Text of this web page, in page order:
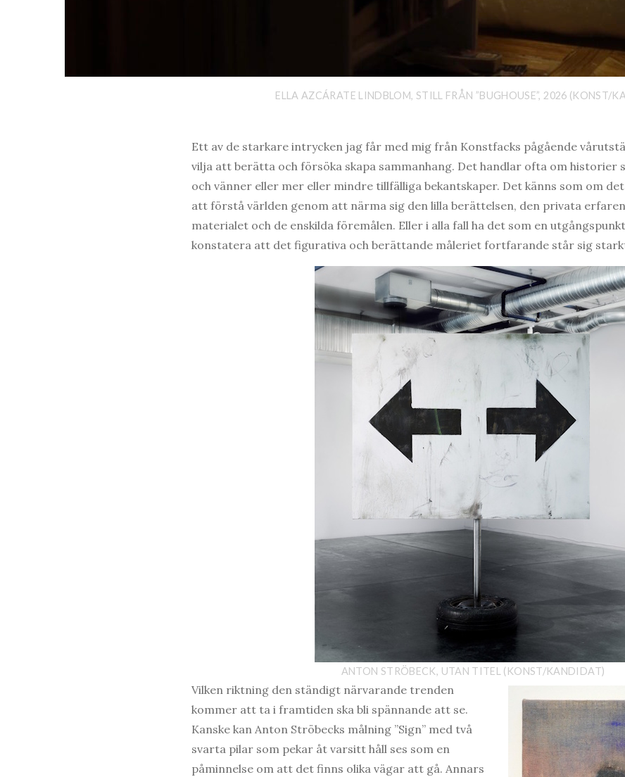
ELLA AZCÁRATE LINDBLOM, STILL FRÅN ”BUGHOUSE”, 2026 (KONST/
Ett av de starkare intrycken jag får med mig från Konstfacks pågående
vilja att berätta och försöka skapa sammanhang. Det handlar ofta om historier
och vänner eller mer eller mindre tillfälliga bekantskaper. Det känns som om
att förstå världen genom att närma sig den lilla berättelsen, den privata
materialet och de enskilda föremålen. Eller i alla fall ha det som en
konstatera att det figurativa och berättande måleriet fortfarande står sig
ANTON STRÖBECK, UTAN TITEL (KONST/KANDIDAT)
Vilken riktning den ständigt närvarande trenden
kommer att ta i framtiden ska bli spännande att se.
Kanske kan Anton Ströbecks målning ”Sign” med två
svarta pilar som pekar åt varsitt håll ses som en
påminnelse om att det finns olika vägar att gå. Annars